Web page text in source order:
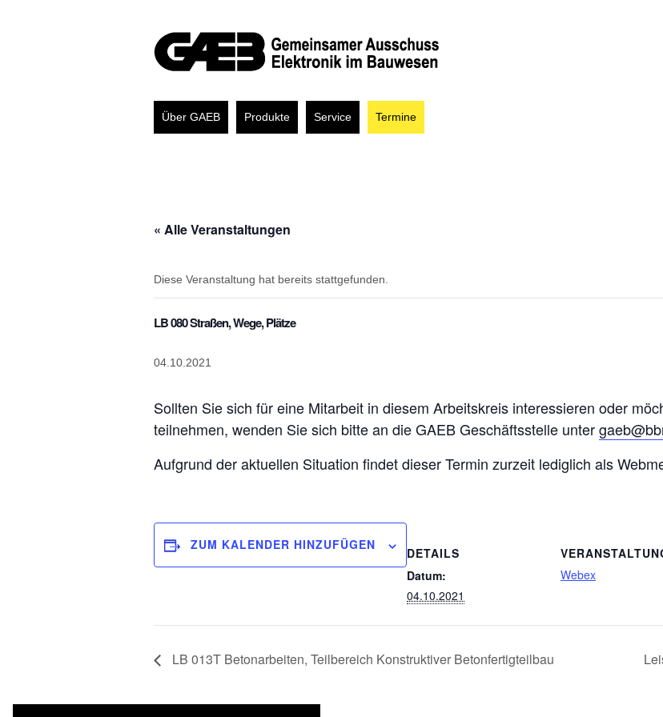
Über GAEB Produkte Service Termine
« Alle Veranstaltungen
Diese Veranstaltung hat bereits stattgefunden.
LB 080 Straßen, Wege, Plätze
04.10.2021
Sollten Sie sich für eine Mitarbeit in diesem Arbeitskreis interessieren oder
teilnehmen, wenden Sie sich bitte an die GAEB Geschäftsstelle unter
Aufgrund der aktuellen Situation findet dieser Termin zurzeit lediglich als
ZUM KALENDER HINZUFÜGEN
DETAILS
Datum:
04.10.2021
Webex
LB 013T Betonarbeiten, Teilbereich Konstruktiver Betonfertigteilbau